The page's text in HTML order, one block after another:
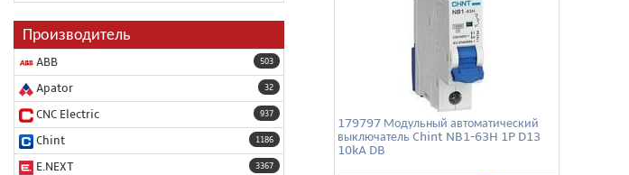
Производитель
503
ABB
32
Apator
937
CNC Electric
1186
Chint
3367
E.NEXT
179797 Модульный автоматический
выключатель Chint NB1-63H 1P D13
10kA DB